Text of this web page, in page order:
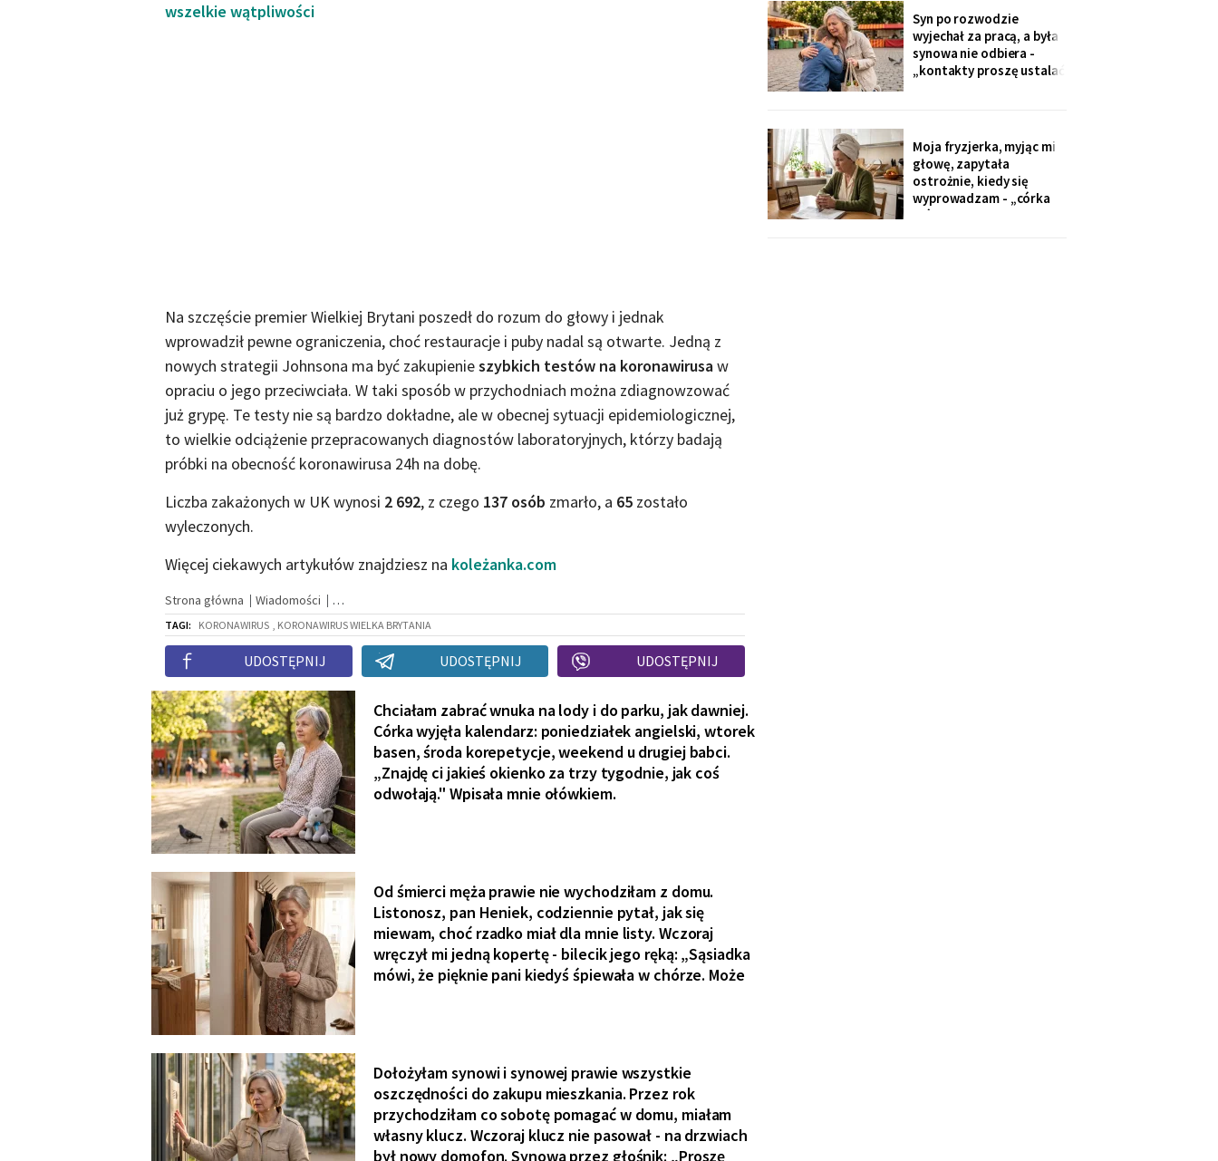
wszelkie wątpliwości
Na szczęście premier Wielkiej Brytani poszedł do rozum do głowy i jednak
wprowadził pewne ograniczenia, choć restauracje i puby nadal są otwarte. Jedną z
nowych strategii Johnsona ma być zakupienieszybkich testów na koronawirusaw
opraciu o jego przeciwciała. W taki sposób w przychodniach można zdiagnowzować
już grypę. Te testy nie są bardzo dokładne, ale w obecnej sytuacji epidemiologicznej,
to wielkie odciążenie przepracowanych diagnostów laboratoryjnych, którzy badają
próbki na obecność koronawirusa 24h na dobę.
Liczba zakażonych w UK wynosi 2 692, z czego 137 osób zmarło, a 65 zostało
wyleczonych.
Więcej ciekawych artykułów znajdziesz na koleżanka.com
Strona główna Wiadomości
TAGI: KORONAWIRUS , KORONAWIRUS WIELKA BRYTANIA
UDOSTĘPNIJ UDOSTĘPNIJ UDOSTĘPNIJ
Chciałam zabrać wnuka na lody i do parku, jak dawniej.
Córka wyjęła kalendarz: poniedziałek angielski, wtorek
basen, środa korepetycje, weekend u drugiej babci.
„Znajdę ci jakieś okienko za trzy tygodnie, jak coś
odwołają." Wpisała mnie ołówkiem.
Od śmierci męża prawie nie wychodziłam z domu.
Listonosz, pan Heniek, codziennie pytał, jak się
miewam, choć rzadko miał dla mnie listy. Wczoraj
wręczył mi jedną kopertę - bilecik jego ręką: „Sąsiadka
mówi, że pięknie pani kiedyś śpiewała w chórze. Może
Dołożyłam synowi i synowej prawie wszystkie
oszczędności do zakupu mieszkania. Przez rok
przychodziłam co sobotę pomagać w domu, miałam
własny klucz. Wczoraj klucz nie pasował - na drzwiach
był nowy domofon. Synowa przez głośnik: „Proszę
przekazuje je przez
rodziców. Córka
wzruszyła ramionami:
„No zapomniałam, mamo,
tyle się teraz
Syn po rozwodzie
wyjechał za pracą, a była
synowa nie odbiera -
„kontakty proszę ustalać
na rynku młodszy mnie
zobaczył, wyrwał jej się z
ręki i przybiegł. Zdążyłam
tylko przytulić.
Moja fryzjerka, myjąc mi
głowę, zapytała
ostrożnie, kiedy się
wyprowadzam - „córka
mówiła u nas w salonie,